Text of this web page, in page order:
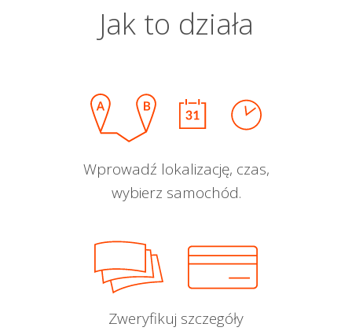
Jak to działa
Wprowadź lokalizację, czas,
wybierz samochód.
Zweryfikuj szczegóły